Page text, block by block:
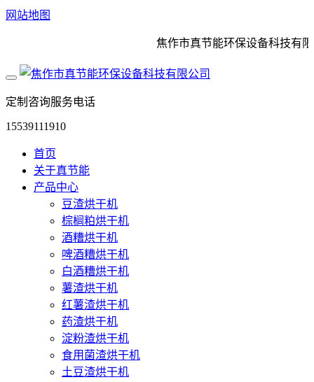
网站地图
焦作市真节能环保设备科技有
定制咨询服务电话
15539111910
首页
关于真节能
产品中心
豆渣烘干机
棕榈粕烘干机
酒糟烘干机
啤酒糟烘干机
白酒糟烘干机
薯渣烘干机
红薯渣烘干机
药渣烘干机
淀粉渣烘干机
食用菌渣烘干机
土豆渣烘干机